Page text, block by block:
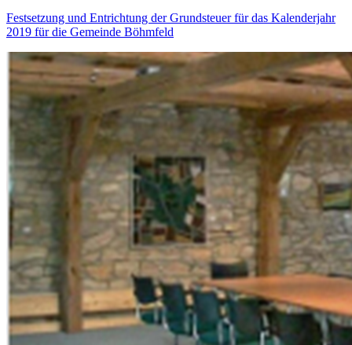
Festsetzung und Entrichtung der Grundsteuer für das Kalenderjahr
2019 für die Gemeinde Böhmfeld